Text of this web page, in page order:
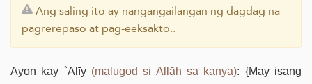
Ang saling ito ay nangangailangan ng dagdag na
pagrerepaso at pag-eeksakto..
Ayon kay `Alīy (malugod si Allāh sa kanya): {May isang